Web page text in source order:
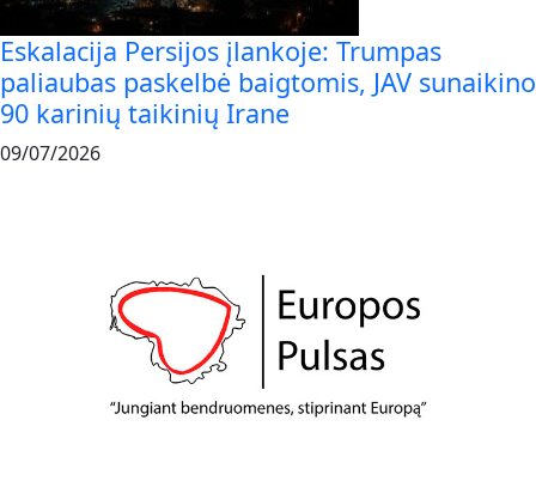
Eskalacija Persijos įlankoje: Trumpas
paliaubas paskelbė baigtomis, JAV sunaikino
90 karinių taikinių Irane
09/07/2026